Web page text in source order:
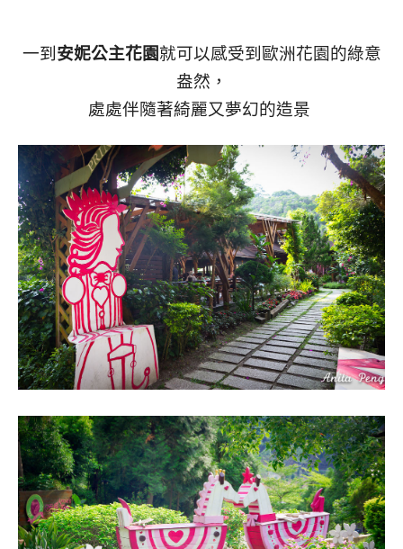
一到 安妮公主花園就可以感受到歐洲花園的綠意
盎然，
處處伴隨著綺麗又夢幻的造景